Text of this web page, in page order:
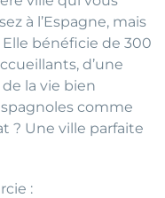
à l’Espagne, mais
bénéficie de 300
d’une
la vie bien
comme
? Une ville parfaite
: